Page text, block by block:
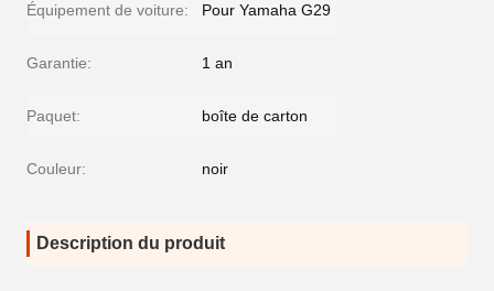
Équipement de voiture: Pour Yamaha G29
Garantie: 1 an
Paquet: boîte de carton
Couleur: noir
Description du produit